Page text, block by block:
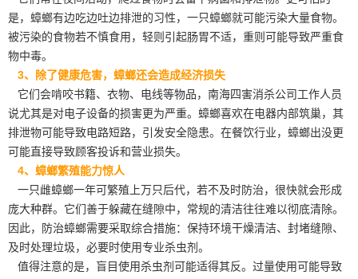
是，蟑螂有边吃边吐边排泄的习性，一只蟑螂就可能污染大量食物。
被污染的食物若不慎食用，轻则引起肠胃不适，重则可能导致严重食
物中毒。
3、除了健康危害，蟑螂还会造成经济损失
它们会啃咬书籍、衣物、电线等物品，南海四害消杀公司工作人员
说尤其是对电子设备的损害更为严重。蟑螂喜欢在电器内部筑巢，其
排泄物可能导致电路短路，引发安全隐患。在餐饮行业，蟑螂出没更
可能直接导致顾客投诉和营业损失。
4、蟑螂繁殖能力惊人
一只雌蟑螂一年可繁殖上万只后代，若不及时防治，很快就会形成
庞大种群。它们善于躲藏在缝隙中，常规的清洁往往难以彻底清除。
因此，防治蟑螂需要采取综合措施：保持环境干燥清洁、封堵缝隙、
及时处理垃圾，必要时使用专业杀虫剂。
值得注意的是，盲目使用杀虫剂可能适得其反。过量使用可能导致